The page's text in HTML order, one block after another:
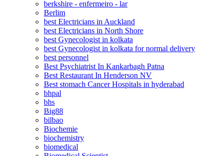
berkshire - enfermeiro - lar
Berlim
best Electricians in Auckland
best Electricians in North Shore
best Gynecologist in kolkata
best Gynecologist in kolkata for normal delivery
best personnel
Best Psychiatrist In Kankarbagh Patna
Best Restaurant In Henderson NV
Best stomach Cancer Hospitals in hyderabad
bhpal
bhs
Big88
bilbao
Biochemie
biochemistry
biomedical